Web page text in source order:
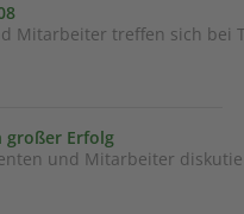
Mitarbeiter treffen sich bei
großer Erfolg
und Mitarbeiter